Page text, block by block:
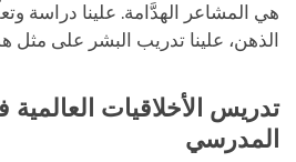
هي المشاعر الهدَّامة. علينا دراسة
الذهن، علينا تدريب البشر على مثل
تدريس الأخلاقيات العالمية
المدرسي